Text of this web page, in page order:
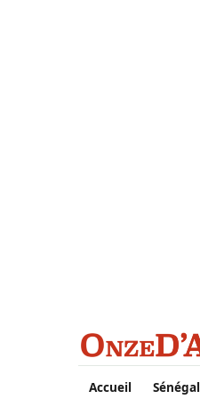
Aller au contenu principal
Accueil Sénégal